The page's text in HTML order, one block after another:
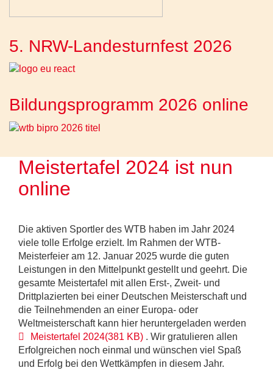
5. NRW-Landesturnfest 2026
Bildungsprogramm 2026 online
Meistertafel 2024 ist nun
online
Die aktiven Sportler des WTB haben im Jahr 2024
viele tolle Erfolge erzielt. Im Rahmen der WTB-
Meisterfeier am 12. Januar 2025 wurde die guten
Leistungen in den Mittelpunkt gestellt und geehrt. Die
gesamte Meistertafel mit allen Erst-, Zweit- und
Drittplazierten bei einer Deutschen Meisterschaft und
die Teilnehmenden an einer Europa- oder
Weltmeisterschaft kann hier heruntergeladen werden
pdf
Meistertafel 2024(381 KB) . Wir gratulieren allen
Erfolgreichen noch einmal und wünschen viel Spaß
und Erfolg bei den Wettkämpfen in diesem Jahr.